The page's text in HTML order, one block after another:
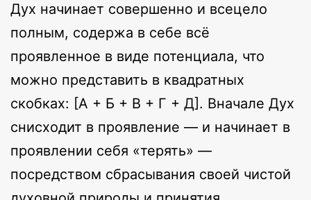
Дух начинает совершенно и всецело
полным, содержа в себе всё
проявленное в виде потенциала, что
можно представить в квадратных
скобках: [А + Б + В + Г + Д]. Вначале Дух
снисходит в проявление — и начинает в
проявлении себя «терять» —
посредством сбрасывания своей чистой